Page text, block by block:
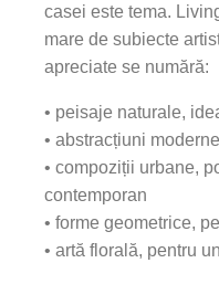
casei este tema.
mare de subiecte
apreciate se numără:
• peisaje naturale,
• abstracțiuni
• compoziții urbane,
contemporan
• forme geometrice,
• artă florală, pentru